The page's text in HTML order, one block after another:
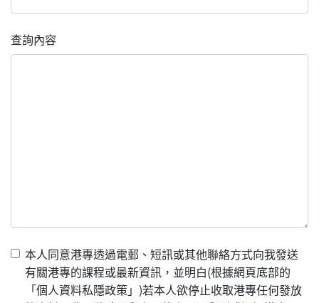
查詢內容
本人同意港專透過電郵、短訊或其他聯絡方式向我發送
有關港專的課程或最新資訊，並明白(根據網頁底部的
「個人資料私隱政策」)若本人欲停止收取港專任何發放